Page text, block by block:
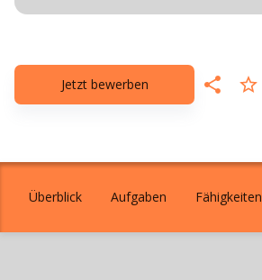
Jetzt bewerben
Überblick Aufgaben Fähigkeiten